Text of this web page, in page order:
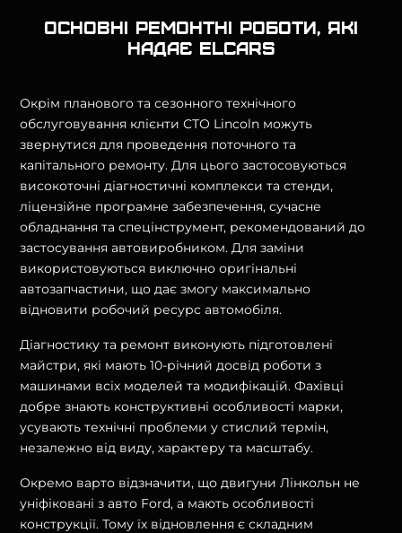
Основні ремонтні роботи, які
надає Elcars
Окрім планового та сезонного технічного
обслуговування клієнти СТО Lincoln можуть
звернутися для проведення поточного та
капітального ремонту. Для цього застосовуються
високоточні діагностичні комплекси та стенди,
ліцензійне програмне забезпечення, сучасне
обладнання та спецінструмент, рекомендований до
застосування автовиробником. Для заміни
використовуються виключно оригінальні
автозапчастини, що дає змогу максимально
відновити робочий ресурс автомобіля.
Діагностику та ремонт виконують підготовлені
майстри, які мають 10-річний досвід роботи з
машинами всіх моделей та модифікацій. Фахівці
добре знають конструктивні особливості марки,
усувають технічні проблеми у стислий термін,
незалежно від виду, характеру та масштабу.
Окремо варто відзначити, що двигуни Лінкольн не
уніфіковані з авто Ford, а мають особливості
конструкції. Тому їх відновлення є складним